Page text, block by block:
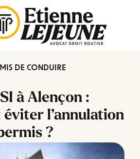
DE CONDUIRE
à Alençon :
l’annulation
?